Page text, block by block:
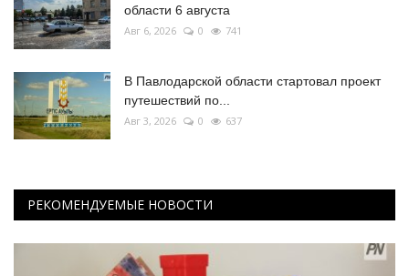
области 6 августа
Авг 6, 2026 0 741
В Павлодарской области стартовал проект
путешествий по...
Авг 3, 2026 0 637
РЕКОМЕНДУЕМЫЕ НОВОСТИ